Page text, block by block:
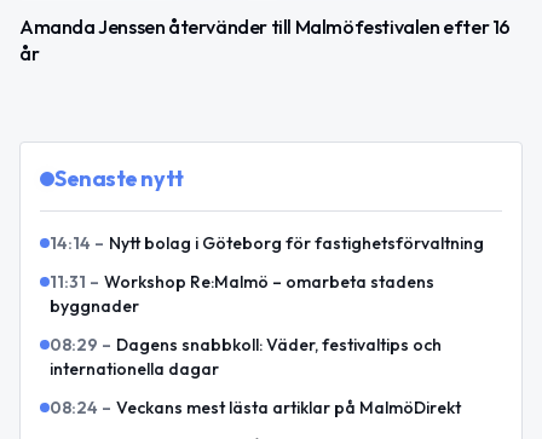
Amanda Jenssen återvänder till Malmöfestivalen efter 16
år
Senaste nytt
14:14 – Nytt bolag i Göteborg för fastighetsförvaltning
11:31 – Workshop Re:Malmö – omarbeta stadens
byggnader
08:29 – Dagens snabbkoll: Väder, festivaltips och
internationella dagar
08:24 – Veckans mest lästa artiklar på MalmöDirekt